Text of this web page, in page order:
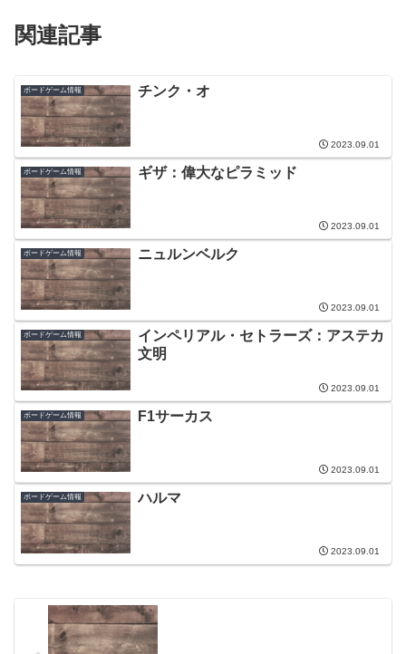
関連記事
ボードゲーム情報 チンク・オ
2023.09.01
ボードゲーム情報 ギザ：偉大なピラミッド
2023.09.01
ボードゲーム情報 ニュルンベルク
2023.09.01
ボードゲーム情報
インペリアル・セトラーズ：アステカ
文明
2023.09.01
ボードゲーム情報 F1サーカス
2023.09.01
ボードゲーム情報 ハルマ
2023.09.01